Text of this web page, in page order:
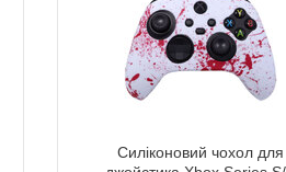
Силіконовий чохол для